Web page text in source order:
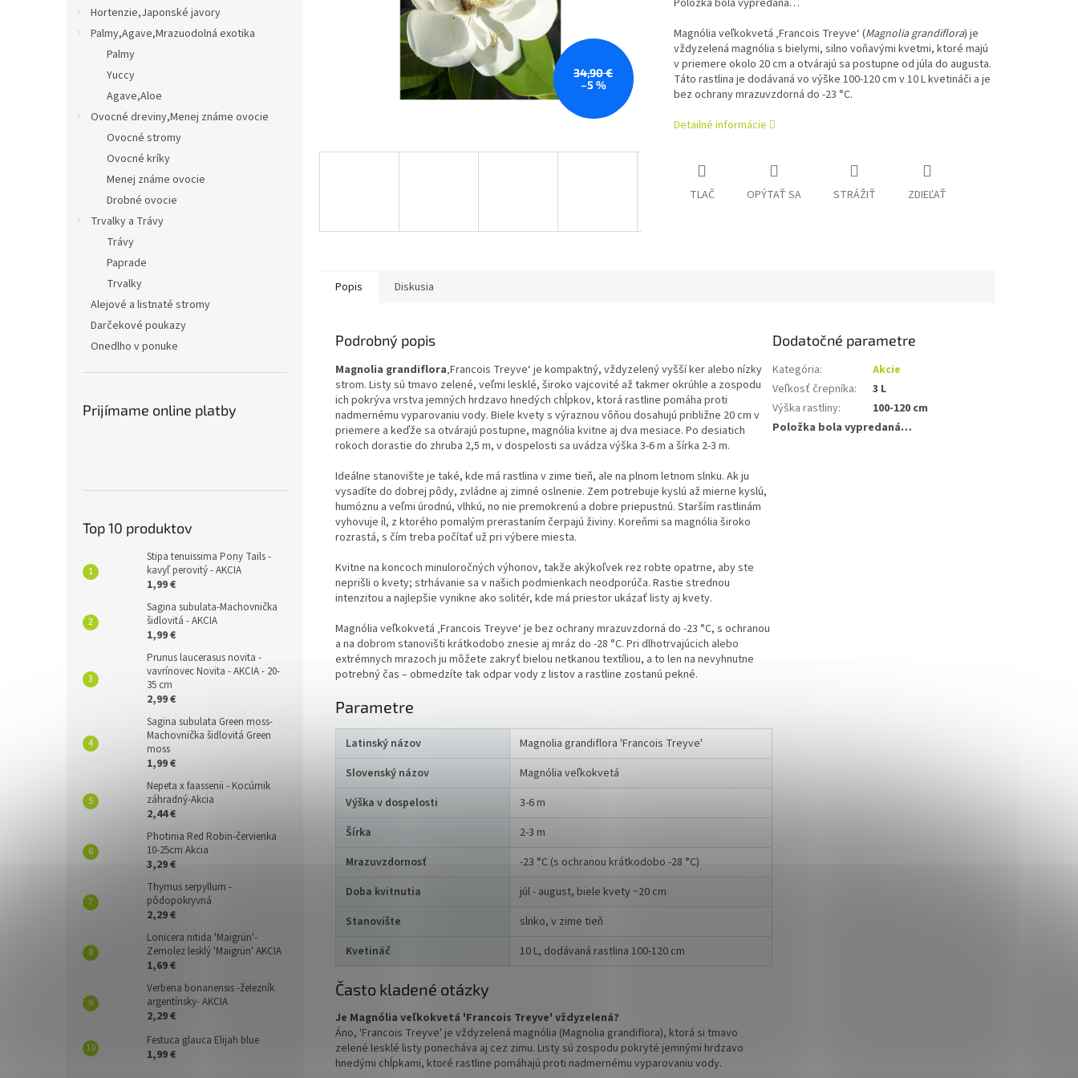
Hortenzie,Japonské javory
Palmy,Agave,Mrazuodolná exotika
Palmy
Yuccy
Agave,Aloe
Ovocné dreviny,Menej známe ovocie
Ovocné stromy
Ovocné kríky
Menej známe ovocie
Drobné ovocie
Trvalky a Trávy
Trávy
Paprade
Trvalky
Alejové a listnaté stromy
Darčekové poukazy
Onedlho v ponuke
Prijímame online platby
Top 10 produktov
Stipa tenuissima Pony Tails -
kavyľ perovitý - AKCIA
1,99 €
Sagina subulata-Machovnička
šidlovitá - AKCIA
1,99 €
Prunus laucerasus novita -
vavrínovec Novita - AKCIA - 20-
35 cm
2,99 €
Sagina subulata Green moss-
Machovnička šidlovitá Green
moss
1,99 €
Nepeta x faassenii - Kocúrnik
záhradný-Akcia
2,44 €
Photinia Red Robin-červienka
10-25cm Akcia
3,29 €
Thymus serpyllum -
pôdopokryvná
2,29 €
Lonicera nitida 'Maigrün'-
Zemolez lesklý 'Maigrün' AKCIA
1,69 €
Verbena bonariensis -železník
argentínsky- AKCIA
2,29 €
Festuca glauca Elijah blue
1,99 €
34,90 €
–5 %
Položka bola vypredaná…
Magnólia veľkokvetá ‚Francois Treyve‘ (Magnolia grandiflora) je
vždyzelená magnólia s bielymi, silno voňavými kvetmi, ktoré majú
v priemere okolo 20 cm a otvárajú sa postupne od júla do augusta.
Táto rastlina je dodávaná vo výške 100-120 cm v 10 L kvetináči a je
bez ochrany mrazuvzdorná do -23 °C.
Detailné informácie
TLAČ OPÝTAŤ SA STRÁŽIŤ ZDIEĽAŤ
Popis Diskusia
Podrobný popis
Magnolia grandiflora‚Francois Treyve‘ je kompaktný, vždyzelený vyšší ker alebo nízky
strom. Listy sú tmavo zelené, veľmi lesklé, široko vajcovité až takmer okrúhle a zospodu
ich pokrýva vrstva jemných hrdzavo hnedých chĺpkov, ktorá rastline pomáha proti
nadmernému vyparovaniu vody. Biele kvety s výraznou vôňou dosahujú približne 20 cm v
priemere a keďže sa otvárajú postupne, magnólia kvitne aj dva mesiace. Po desiatich
rokoch dorastie do zhruba 2,5 m, v dospelosti sa uvádza výška 3-6 m a šírka 2-3 m.
Ideálne stanovište je také, kde má rastlina v zime tieň, ale na plnom letnom slnku. Ak ju
vysadíte do dobrej pôdy, zvládne aj zimné oslnenie. Zem potrebuje kyslú až mierne kyslú,
humóznu a veľmi úrodnú, vlhkú, no nie premokrenú a dobre priepustnú. Starším rastlinám
vyhovuje íl, z ktorého pomalým prerastaním čerpajú živiny. Koreňmi sa magnólia široko
rozrastá, s čím treba počítať už pri výbere miesta.
Kvitne na koncoch minuloročných výhonov, takže akýkoľvek rez robte opatrne, aby ste
neprišli o kvety; strhávanie sa v našich podmienkach neodporúča. Rastie strednou
intenzitou a najlepšie vynikne ako solitér, kde má priestor ukázať listy aj kvety.
Magnólia veľkokvetá ‚Francois Treyve‘ je bez ochrany mrazuvzdorná do -23 °C, s ochranou
a na dobrom stanovišti krátkodobo znesie aj mráz do -28 °C. Pri dlhotrvajúcich alebo
extrémnych mrazoch ju môžete zakryť bielou netkanou textíliou, a to len na nevyhnutne
potrebný čas – obmedzíte tak odpar vody z listov a rastline zostanú pekné.
Parametre
Latinský názov
Magnolia grandiflora 'Francois Treyve'
Slovenský názov
Magnólia veľkokvetá
Výška v dospelosti
3-6 m
Šírka
2-3 m
Mrazuvzdornosť
-23 °C (s ochranou krátkodobo -28 °C)
Doba kvitnutia
júl - august, biele kvety ~20 cm
Stanovište
slnko, v zime tieň
Kvetináč
10 L, dodávaná rastlina 100-120 cm
Často kladené otázky
Je Magnólia veľkokvetá 'Francois Treyve' vždyzelená?
Áno, 'Francois Treyve' je vždyzelená magnólia (Magnolia grandiflora), ktorá si tmavo
zelené lesklé listy ponecháva aj cez zimu. Listy sú zospodu pokryté jemnými hrdzavo
hnedými chĺpkami, ktoré rastline pomáhajú proti nadmernému vyparovaniu vody.
Dodatočné parametre
Kategória:
Akcie
Veľkosť črepníka:
3 L
Výška rastliny:
100-120 cm
Položka bola vypredaná…